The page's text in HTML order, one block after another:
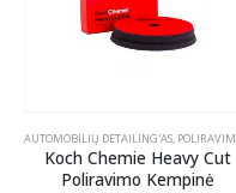
VALIKLIAI
AUTOMOBILIŲ DETAILING'AS, POLIRAVIMAS
Koch Chemie Heavy Cut
Poliravimo Kempinė